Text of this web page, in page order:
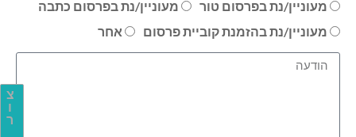
צ
ו
ר
מעוניין/נת בפרסום טור
מעוניין/נת בפרסום כתבה
מעוניין/נת בהזמנת קוביית פרסום
אחר